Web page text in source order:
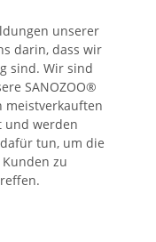
unserer
darin, dass wir
sind. Wir sind
SANOZOO®
meistverkauften
und werden
tun, um die
zu